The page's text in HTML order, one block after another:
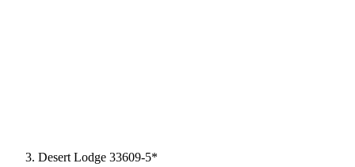
Desert Lodge 33609-5*